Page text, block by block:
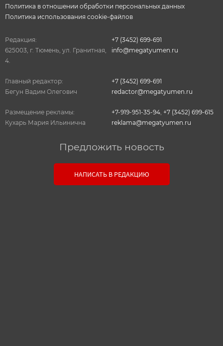
Политика в отношении обработки персональных данных
Политика использования cookie-файлов
Редакция:
625003, г. Тюмень, ул. Гранитная,
4.
+7 (3452) 699-691
info@megatyumen.ru
Главный редактор:
Бегун Вадим Олегович
+7 (3452) 699-691
redactor@megatyumen.ru
Размещение рекламы:
Кухарь Мария Ильинична
+7-919-951-35-94 +7 (3452) 699-615
reklama@megatyumen.ru
Предложить новость
НАПИСАТЬ В РЕДАКЦИЮ
Связь с редакцией
Оставьте свои настоящие контактные данные,